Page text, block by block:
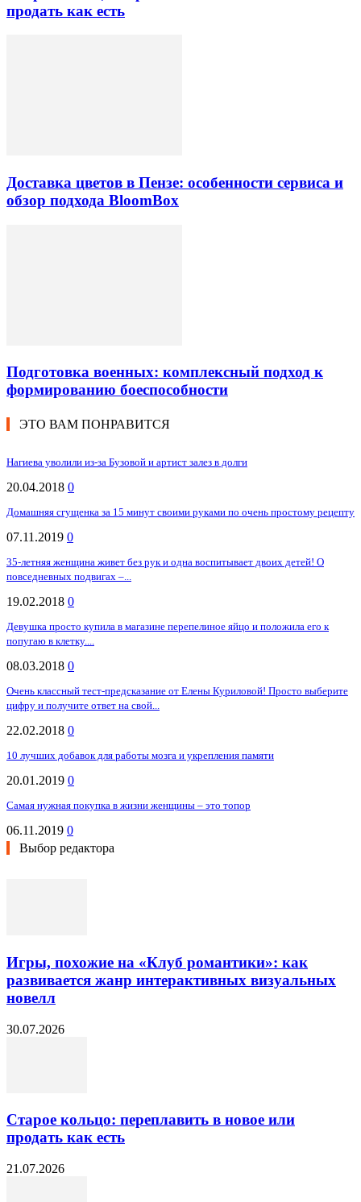
продать как есть
Доставка цветов в Пензе: особенности сервиса и
обзор подхода BloomBox
Подготовка военных: комплексный подход к
формированию боеспособности
ЭТО ВАМ ПОНРАВИТСЯ
Нагиева уволили из-за Бузовой и артист залез в долги
20.04.2018 0
Домашняя сгущенка за 15 минут своими руками по очень простому рецепту
07.11.2019 0
35-летняя женщина живет без рук и одна воспитывает двоих детей! О
повседневных подвигах –...
19.02.2018 0
Девушка просто купила в магазине перепелиное яйцо и положила его к
попугаю в клетку....
08.03.2018 0
Очень классный тест-предсказание от Елены Куриловой! Просто выберите
цифру и получите ответ на свой...
22.02.2018 0
10 лучших добавок для работы мозга и укрепления памяти
20.01.2019 0
Самая нужная покупка в жизни женщины – это топор
06.11.2019 0
Выбор редактора
Игры, похожие на «Клуб романтики»: как
развивается жанр интерактивных визуальных
новелл
30.07.2026
Старое кольцо: переплавить в новое или
продать как есть
21.07.2026